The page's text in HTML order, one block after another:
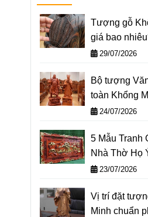
Tượng gỗ
giá bao
một số mẫu
2026
29/07/2026
Bộ tượng
toàn Khổng
Công: Ý
24/07/2026
5 Mẫu Tranh
Nhà Thờ Họ
Nhất 2026
23/07/2026
Vị trí đặt
Minh chuẩn